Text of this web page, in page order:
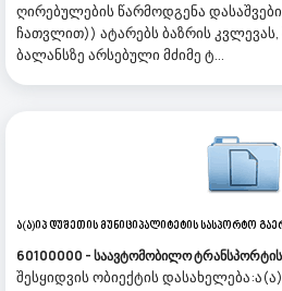
ღირებულების წარმოდგენა
ჩათვლით)) ატარებს ბაზრის კვლევას,
ბალანსზე არსებული მძიმე ტ...
Ა(ა)იპ Დუშეთის Მუნიციპალიტეტის Სასპორტო
60100000 - საავტომობილო ტრანსპორტის
შესყიდვის ობიექტის